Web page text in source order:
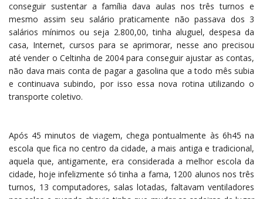
conseguir sustentar a família dava aulas nos três turnos e
mesmo assim seu salário praticamente não passava dos 3
salários mínimos ou seja 2.800,00, tinha aluguel, despesa da
casa, Internet, cursos para se aprimorar, nesse ano precisou
até vender o Celtinha de 2004 para conseguir ajustar as contas,
não dava mais conta de pagar a gasolina que a todo mês subia
e continuava subindo, por isso essa nova rotina utilizando o
transporte coletivo.
Após 45 minutos de viagem, chega pontualmente às 6h45 na
escola que fica no centro da cidade, a mais antiga e tradicional,
aquela que, antigamente, era considerada a melhor escola da
cidade, hoje infelizmente só tinha a fama, 1200 alunos nos três
turnos, 13 computadores, salas lotadas, faltavam ventiladores